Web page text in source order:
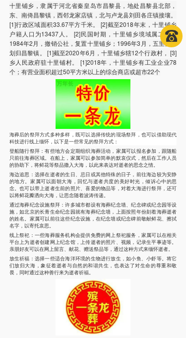
十里铺乡，隶属于河北省秦皇岛市昌黎县，地处昌黎县北部，
东、南倚昌黎镇，西邻龙家店镇，北与卢龙县刘田各庄镇接壤。
[1]行政区域面积33.67平方千米。 [2]截至2018年末，十里铺乡
户籍人口为13437人。 [2]民国时期，十里铺乡境域属二区；
1984年2月，撤销公社，复置十里铺乡；1996年3月，五里营村
划归昌黎镇。 [1]截至2020年6月，十里铺乡辖12个行政村， [3]
乡人民政府驻十里铺村。 [1]2018年，十里铺乡有工业企业78
个；有营业面积超过50平方米以上的综合商店或超市22个
海葬后的祭拜方式多种多样，既可以选择传统的现场祭拜，也可以借助现代
科技进行线上缅怀，以下是一些常见的祭拜方式：
登船随行祭拜 ：有些地方会定期组织海葬活动，家属可以报名参加，跟随船
只前往海葬区域。在船上，家属可以参加简单的默哀仪式，然后在工作人员
的协助下，将鲜花等祭品撒入大海，以此来表达对逝者的思念之情。
海边追思 ：选择在逝者的生日、忌日或其他特殊的日子，前往海边较为安静
的地方。家属可以面朝大海，回忆与逝者共度的美好时光，倾诉心中的思
念。也可以带上逝者生前的照片、喜爱的物品等，对着大海进行祭拜，还可
以将鲜花瓣洒向大海，让思念随着波涛传递。
通过海葬纪念设施祭拜 ：许多城市都设有海葬纪念墙、纪念碑或纪念园等设
施，如北京的长青生命纪念园就有海葬纪念墙，上面按照年份刻着海葬逝者
的姓名。家属可以前往这些纪念设施，在纪念墙或纪念碑前敬献鲜花、擦拭
名字，以寄托哀思。
线上祭祀 ：一些海葬服务机构会提供免费的网上祭祀服务，家属可以在相关
平台上为逝者创建网上纪念馆，上传逝者的照片、视频，记录生平事迹等。
亲朋好友可以在网上留言、献花、赠送祭品等，通过这种方式来缅怀逝者。
放生祈福 ：选择一些适合海洋环境的生物进行放生，如小鱼、小虾等。将它
们放归大海，象征着逝者与自然的和谐共生，也表达了对生命的尊重和敬
畏，同时通过这种善行来为逝者祈福。